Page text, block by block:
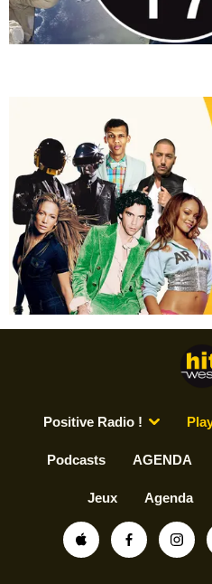
Positive Radio !
Podcasts AGENDA
Jeux Agenda